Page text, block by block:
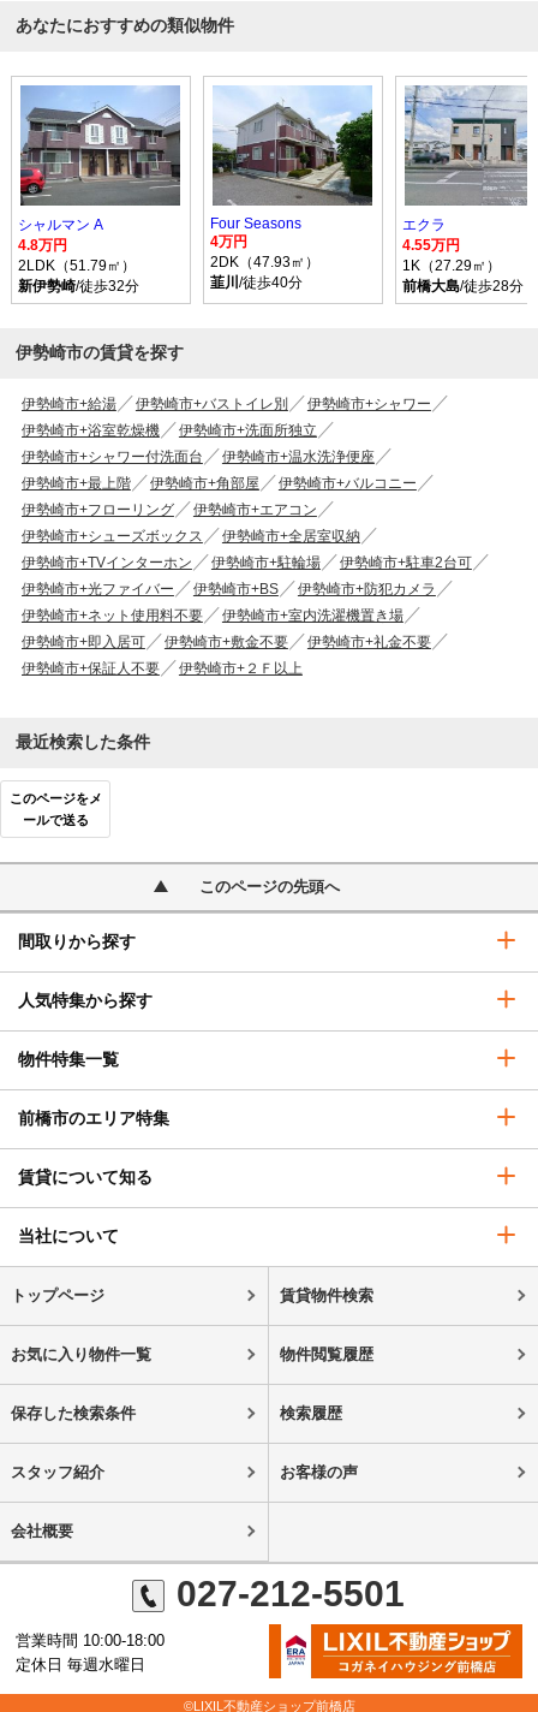
あなたにおすすめの類似物件
シャルマン A
4.8万円
2LDK（51.79㎡）
新伊勢崎/徒歩32分
Four Seasons
4万円
2DK（47.93㎡）
韮川 /徒歩40分
エクラ
4.55万円
1K（27.29㎡）
前橋大島/徒歩28分
伊勢崎市の賃貸を探す
伊勢崎市+給湯 伊勢崎市+バストイレ別
伊勢崎市+シャワー
伊勢崎市+浴室乾燥機
伊勢崎市+洗面所独立
伊勢崎市+シャワー付洗面台
伊勢崎市+温水洗浄便座
伊勢崎市+最上階
伊勢崎市+角部屋
伊勢崎市+バルコニー
伊勢崎市+フローリング
伊勢崎市+エアコン
伊勢崎市+シューズボックス
伊勢崎市+全居室収納
伊勢崎市+TVインターホン
伊勢崎市+駐輪場
伊勢崎市+駐車2台可
伊勢崎市+光ファイバー
伊勢崎市+BS
伊勢崎市+防犯カメラ
伊勢崎市+ネット使用料不要
伊勢崎市+室内洗濯機置き場
伊勢崎市+即入居可
伊勢崎市+敷金不要
伊勢崎市+礼金不要
伊勢崎市+保証人不要
伊勢崎市+２Ｆ以上
最近検索した条件
このページをメ
ールで送る
このページの先頭へ
間取りから探す
人気特集から探す
物件特集一覧
前橋市のエリア特集
賃貸について知る
当社について
トップページ 賃貸物件検索
お気に入り物件一覧 物件閲覧履歴
保存した検索条件 検索履歴
スタッフ紹介 お客様の声
会社概要
027-212-5501
営業時間 10:00-18:00
定休日 毎週水曜日
©LIXIL不動産ショップ前橋店